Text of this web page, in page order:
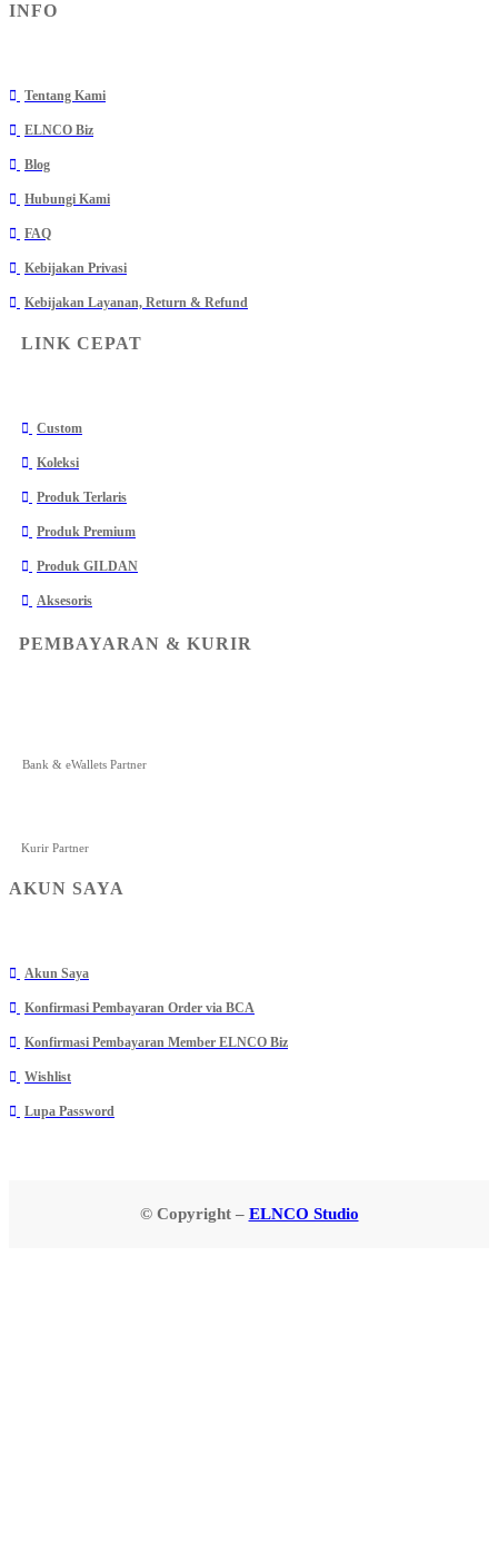
INFO
Tentang Kami
ELNCO Biz
Blog
Hubungi Kami
FAQ
Kebijakan Privasi
Kebijakan Layanan, Return & Refund
LINK CEPAT
Custom
Koleksi
Produk Terlaris
Produk Premium
Produk GILDAN
Aksesoris
PEMBAYARAN & KURIR
Bank & eWallets Partner
Kurir Partner
AKUN SAYA
Akun Saya
Konfirmasi Pembayaran Order via BCA
Konfirmasi Pembayaran Member ELNCO Biz
Wishlist
Lupa Password
© Copyright – ELNCO Studio